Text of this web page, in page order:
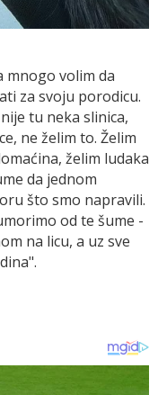
mnogo volim da
za svoju porodicu.
tu neka slinica,
ne želim to. Želim
želim ludaka
da jednom
što smo napravili.
od te šume -
na licu, a uz sve